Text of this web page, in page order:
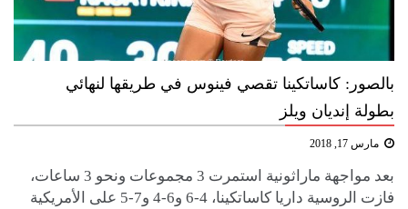
بالصور: كاساتكينا تقصي فينوس في طريقها لنهائي
بطولة إنديان ويلز
مارس 17, 2018
بعد مواجهة ماراثونية استمرت 3 مجموعات ونحو 3 ساعات،
فازت الروسية داريا كاساتكينا، 4-6 و6-4 و7-5 على الأمريكية